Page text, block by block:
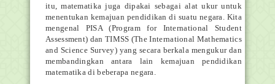
itu, matematika juga dipakai sebagai alat ukur untuk
menentukan kemajuan pendidikan di suatu negara. Kita
mengenal PISA (Program for International Student
Assessment) dan TIMSS (The International Mathematics
and Science Survey) yang secara berkala mengukur dan
membandingkan antara lain kemajuan pendidikan
matematika di beberapa negara.